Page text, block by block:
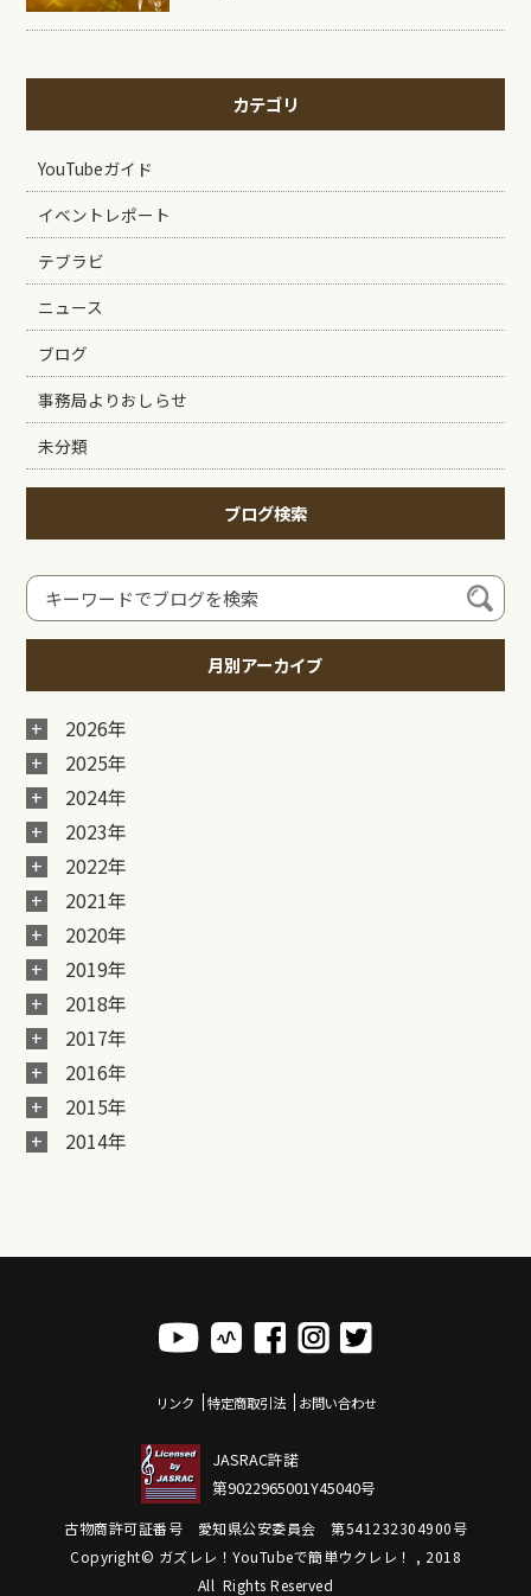
カテゴリ
YouTubeガイド
イベントレポート
テブラビ
ニュース
ブログ
事務局よりおしらせ
未分類
ブログ検索
月別アーカイブ
2026年
2025年
2024年
2023年
2022年
2021年
2020年
2019年
2018年
2017年
2016年
2015年
2014年
リンク 特定商取引法 お問い合わせ
JASRAC許諾
第9022965001Y45040号
古物商許可証番号 愛知県公安委員会 第541232304900号
Copyright© ガズレレ！YouTubeで簡単ウクレレ！ , 2018
All Rights Reserved